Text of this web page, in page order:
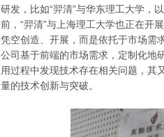
研发，比如“羿清”与华东理工大学，
前，“羿清”与上海理工大学也正在开
凭空创造、开展，而是依托于市场需
公司基于前端的市场需求，定制化地
用过程中发现技术存在相关问题，其
量的技术创新与突破。